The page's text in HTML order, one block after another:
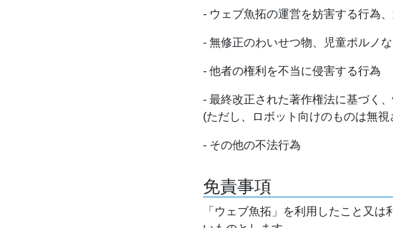
- ウェブ魚拓の運営を妨害する行為
- 無修正のわいせつ物、児童ポルノ
- 他者の権利を不当に侵害する行為
- 最終改正された著作権法に基づく
(ただし、ロボット向けのものは無視
- その他の不法行為
免責事項
「ウェブ魚拓」を利用したこと又